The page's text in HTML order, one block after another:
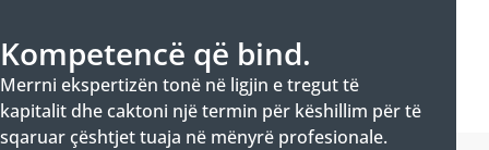
Kompetencë që bind.
Merrni ekspertizën tonë në ligjin e tregut të
kapitalit dhe caktoni një termin për këshillim për të
sqaruar çështjet tuaja në mënyrë profesionale.